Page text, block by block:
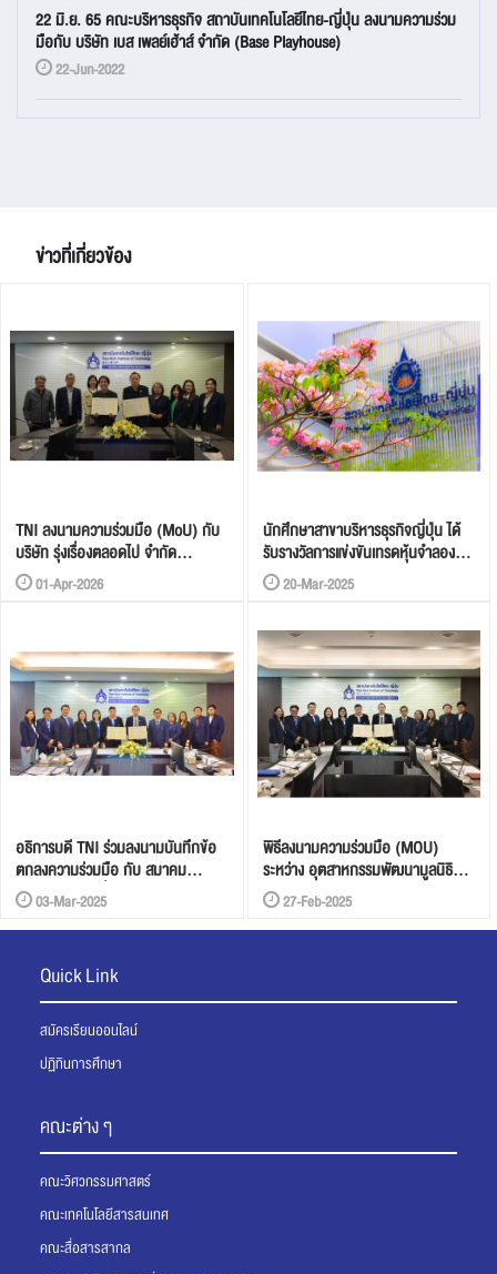
22 มิ.ย. 65 คณะบริหารธุรกิจ สถาบันเทคโนโลยีไทย-ญี่ปุ่น ลงนามความร่วม
มือกับ บริษัท เบส เพลย์เฮ้าส์ จำกัด (Base Playhouse)
22-Jun-2022
ข่าวที่เกี่ยวข้อง
TNI ลงนามความร่วมมือ (MoU) กับ
บริษัท รุ่งเรื่องตลอดไป จำกัด
(มหาชน) หรือ GLORY เจ้าของ
แพลตฟอร์มอ่านวรรณกรรมออนไลน์
01-Apr-2026
นักศึกษาสาขาบริหารธุรกิจญี่ปุ่น ได้
รับรางวัลการแข่งขันเทรดหุ้นจำลอง
โครงการ HERO Stock Learning
@TNI Season 5 ผ่านแอพพลิเคชั่น
20-Mar-2025
อธิการบดี TNI ร่วมลงนามบันทึกข้อ
ตกลงความร่วมมือ กับ สมาคม
อุตสาหกรรมเครื่องนุ่งห่มไทย
03-Mar-2025
พิธีลงนามความร่วมมือ (MOU)
ระหว่าง อุตสาหกรรมพัฒนามูลนิธิ
สถาบันรับรองมาตรฐานไอเอสโอ
(MASCI) และสถาบันเทคโนโลยีไทย-
ญี่ปุ่น
27-Feb-2025
Quick Link
สมัครเรียนออนไลน์
ปฏิทินการศึกษา
คณะต่าง ๆ
คณะวิศวกรรมศาสตร์
คณะเทคโนโลยีสารสนเทศ
คณะสื่อสารสากล